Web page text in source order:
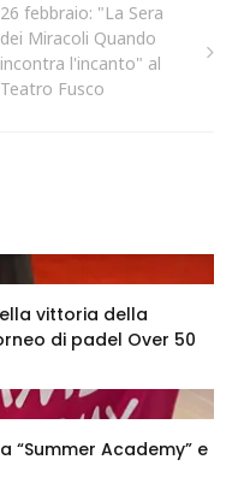
26 febbraio: "La Sera
dei Miracoli Quando
incontra l'incanto" al
Teatro Fusco
vittoria della
di padel Over 50
“Summer Academy” e